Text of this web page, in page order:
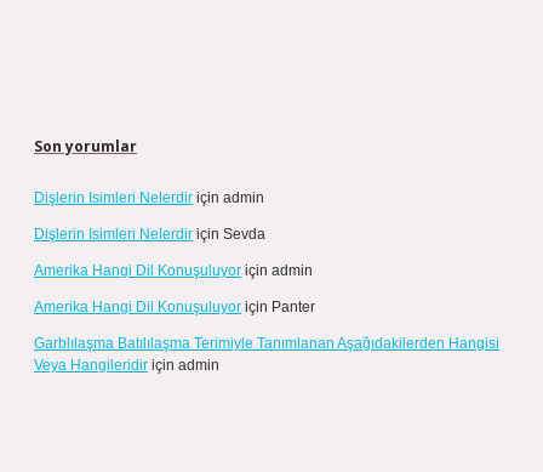
Son yorumlar
Dişlerin Isimleri Nelerdir için admin
Dişlerin Isimleri Nelerdir için Sevda
Amerika Hangi Dil Konuşuluyor için admin
Amerika Hangi Dil Konuşuluyor için Panter
Garblılaşma Batılılaşma Terimiyle Tanımlanan Aşağıdakilerden Hangisi
Veya Hangileridir için admin